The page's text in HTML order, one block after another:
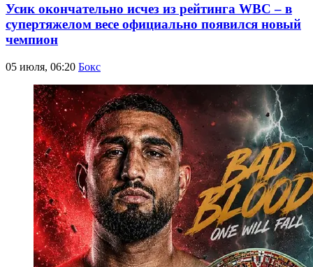
Усик окончательно исчез из рейтинга WBC – в
супертяжелом весе официально появился новый
чемпион
05 июля, 06:20 Бокс